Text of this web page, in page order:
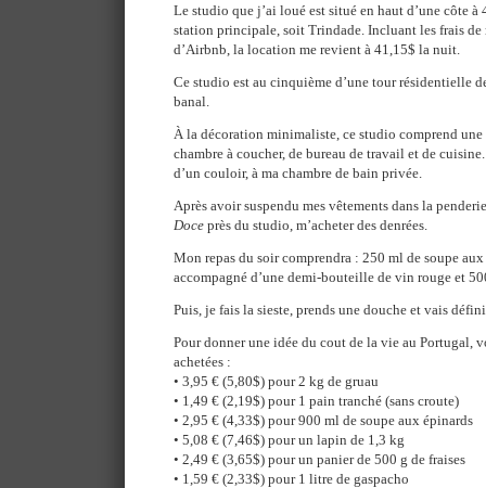
Le studio que j’ai loué est situé en haut d’une côte à
station principale, soit Trindade. Incluant les frais de
d’Airbnb, la location me revient à 41,15$ la nuit.
Ce studio est au cinquième d’une tour résidentielle
banal.
À la décoration minimaliste, ce studio comprend
chambre à coucher, de bureau de travail et de
d’un couloir, à ma chambre de bain privée.
Après avoir suspendu mes vêtements dans la
Doce près du studio, m’acheter des denrées.
Mon repas du soir comprendra : 250 ml de soupe
accompagné d’une demi-bouteille de vin rouge et
Puis, je fais la sieste, prends une douche et vais
Pour donner une idée du cout de la vie au Portugal,
achetées :
• 3,95 € (5,80$) pour 2 kg de gruau
• 1,49 € (2,19$) pour 1 pain tranché (sans croute)
• 2,95 € (4,33$) pour 900 ml de soupe aux épinards
• 5,08 € (7,46$) pour un lapin de 1,3 kg
• 2,49 € (3,65$) pour un panier de 500 g de fraises
• 1,59 € (2,33$) pour 1 litre de gaspacho